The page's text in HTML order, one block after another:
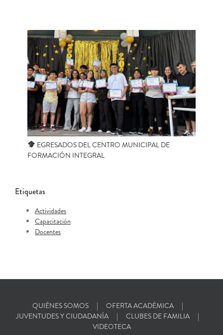
EGRESADOS DEL CENTRO MUNICIPAL DE
FORMACIÓN INTEGRAL
Etiquetas
Actividades
Capacitación
Docentes
QUIÉNES SOMOS
OFERTA ACADÉMICA
JUVENTUDES Y CIUDADANÍA
CLUBES DE FAMILIA
VIDEOTECA